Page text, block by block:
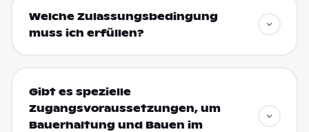
Welche Zulassungsbedingung
muss ich erfüllen?
Gibt es spezielle
Zugangsvoraussetzungen, um
Bauerhaltung und Bauen im